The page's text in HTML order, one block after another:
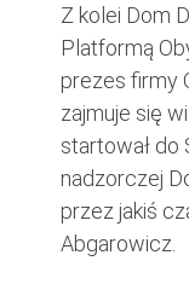
Z kolei Dom
Platformą
prezes firmy
zajmuje się
startował do
nadzorczej
przez jakiś
Abgarowicz.